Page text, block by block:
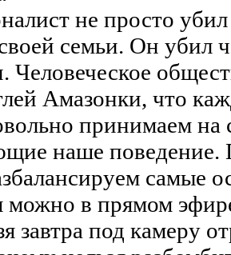
не просто
семьи. Он убил
Человеческое
Амазонки, что
принимаем на
наше поведение.
самые
можно в прямом
завтра под камеру